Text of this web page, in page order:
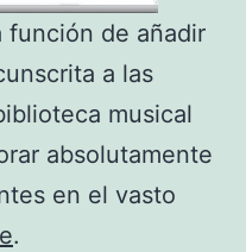
función de añadir
a las
musical
absolutamente
en el vasto
.